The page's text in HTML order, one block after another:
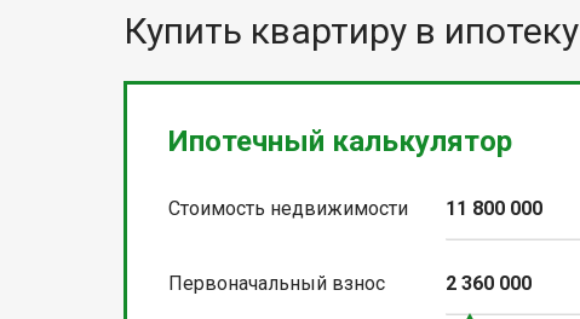
Купить квартиру в ипотеку
Ипотечный калькулятор
Стоимость недвижимости 11 800 000
Первоначальный взнос 2 360 000